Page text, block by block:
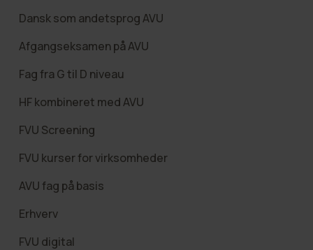
Dansk som andetsprog AVU
Afgangseksamen på AVU
Fag fra G til D niveau
HF kombineret med AVU
FVU Screening
FVU kurser for virksomheder
AVU fag på basis
Erhverv
FVU digital